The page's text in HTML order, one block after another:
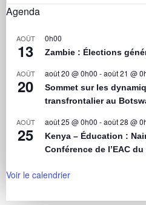
Agenda
AOÛT
13
0h00
Zambie : Élections
AOÛT
20
août 20 @ 0h00 -août 21 @
Sommet sur les
transfrontalier au
AOÛT
25
août 25 @ 0h00 -août 28 @
Kenya – Éducation :
Conférence de l’EAC
Voir le calendrier